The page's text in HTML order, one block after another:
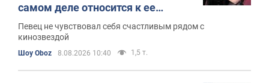
самом деле относится к ее
новому "роману"
Певец не чувствовал себя счастливым рядом с
кинозвездой
Шоу Oboz 8.08.2026 10:40 1,5 т.